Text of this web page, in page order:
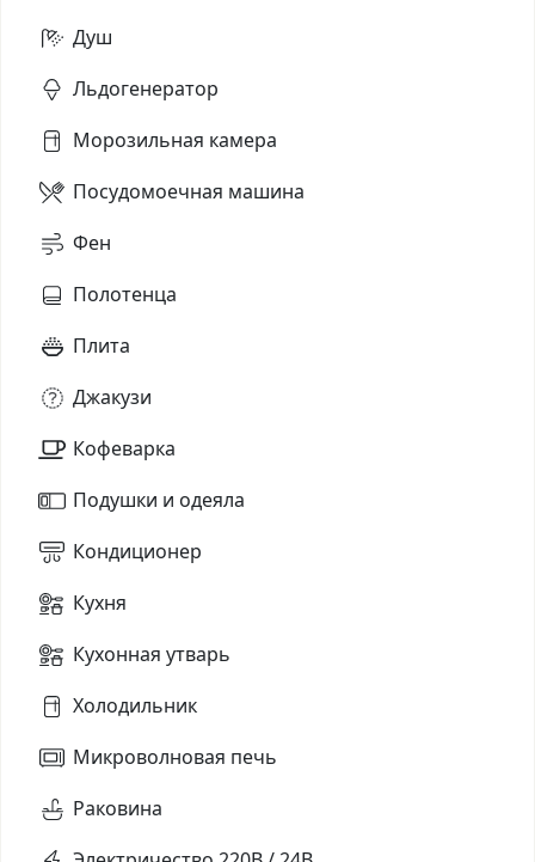
Душ
Льдогенератор
Морозильная камера
Посудомоечная машина
Фен
Полотенца
Плита
Джакузи
Кофеварка
Подушки и одеяла
Кондиционер
Кухня
Кухонная утварь
Холодильник
Микроволновая печь
Раковина